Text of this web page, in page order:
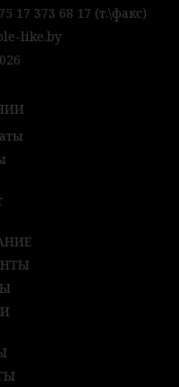
17 373 68 17 (т.\факс)
like.by